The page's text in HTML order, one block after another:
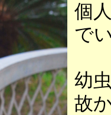
個
で
幼
故